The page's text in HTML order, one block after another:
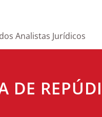
Analistas Jurídicos
DE